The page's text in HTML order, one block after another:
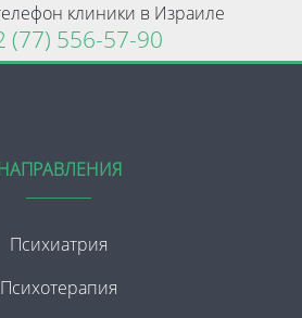
клиники в Израиле
(77) 556-57-90
Психиатрия
Психотерапия